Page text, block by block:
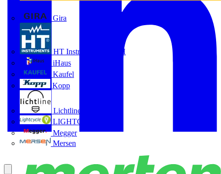
Gira
HT Instruments GmbH
iHaus
Kaufel
Kopp
Lichtline
LIGHTCYCLE
Megger
Mersen